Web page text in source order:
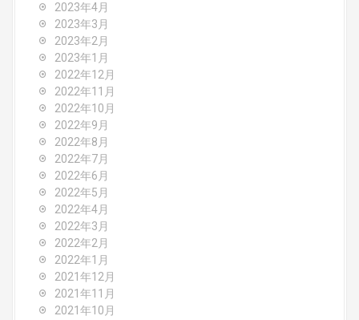
2023年4月
2023年3月
2023年2月
2023年1月
2022年12月
2022年11月
2022年10月
2022年9月
2022年8月
2022年7月
2022年6月
2022年5月
2022年4月
2022年3月
2022年2月
2022年1月
2021年12月
2021年11月
2021年10月